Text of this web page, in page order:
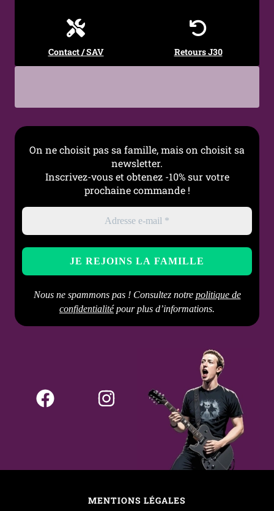
Contact / SAV Retours J30
On ne choisit pas sa famille, mais on choisit sa
newsletter.
Inscrivez-vous et obtenez -10% sur votre
prochaine commande !
Nous ne spammons pas ! Consultez notre politique de
confidentialitépour plus d’informations.
MENTIONS LÉGALES